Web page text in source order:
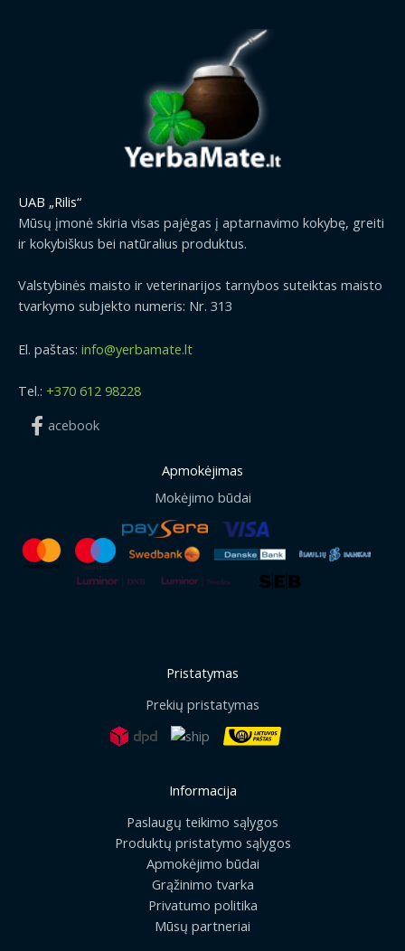
UAB „Rilis“
Mūsų įmonė skiria visas pajėgas į aptarnavimo kokybę, greiti
ir kokybiškus bei natūralius produktus.
Valstybinės maisto ir veterinarijos tarnybos suteiktas maisto
tvarkymo subjekto numeris: Nr. 313
El. paštas: info@yerbamate.lt
Tel.: +370 612 98228
acebook
Apmokėjimas
Mokėjimo būdai
Pristatymas
Prekių pristatymas
Informacija
Paslaugų teikimo sąlygos
Produktų pristatymo sąlygos
Apmokėjimo būdai
Grąžinimo tvarka
Privatumo politika
Mūsų partneriai